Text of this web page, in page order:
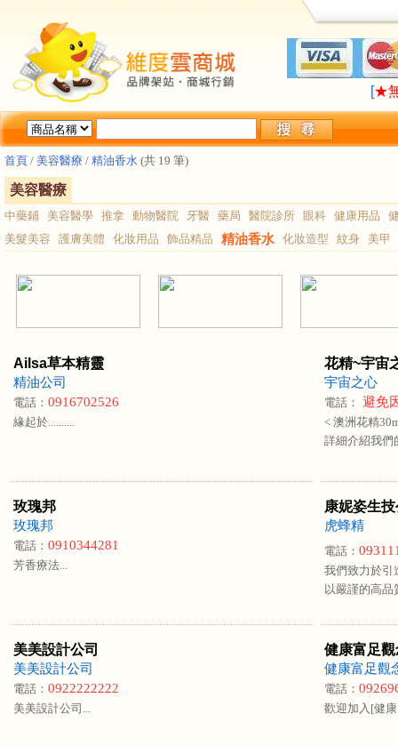
[★
首頁 / 美容醫療 / 精油香水 (共 19 筆)
美容醫療
中藥鋪 美容醫學 推拿 動物醫院 牙醫 藥局 醫院診所 眼科 健康用品
美髮美容
護膚美體 化妝用品 飾品精品 精油香水 化妝造型 紋身 美甲
Ailsa草本精靈
精油公司
電話： 0916702526
緣起於..........
花精~宇宙
宇宙之心
電話： 避免
< 澳洲花精
詳細介紹我們
玫瑰邦
玫瑰邦
電話： 0910344281
芳香療法...
康妮姿生
虎蜂精
電話：
我們致力於引
以嚴謹的高
美美設計公司
美美設計公司
電話： 0922222222
美美設計公司...
健康富足觀
健康富足觀
電話：
歡迎加入[健